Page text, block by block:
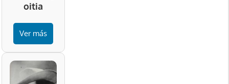
oitia
Ver más